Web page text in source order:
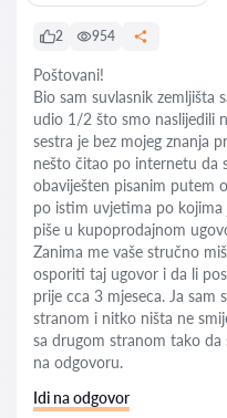
2 954
Poštovani!
Bio sam suvlasnik zemljišta
udio 1/2 što smo naslijedili
sestra je bez mojeg znanja
nešto čitao po internetu da
obaviješten pisanim putem
po istim uvjetima po
piše u kupoprodajnom
Zanima me vaše stručno
osporiti taj ugovor i da li
prije cca 3 mjeseca. Ja sam
stranom i nitko ništa ne
sa drugom stranom tako
na odgovoru.
Idi na odgovor